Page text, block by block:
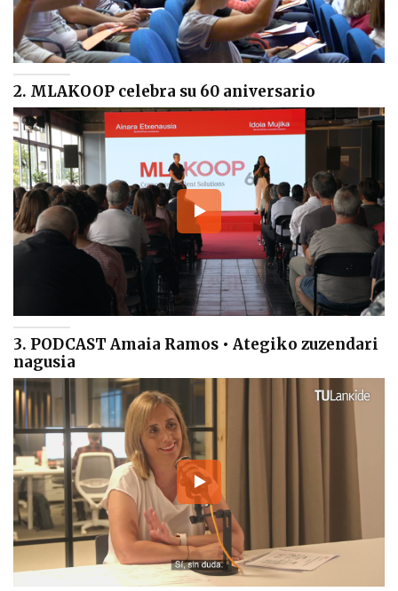
2. MLAKOOP celebra su 60 aniversario
3. PODCAST Amaia Ramos • Ategiko zuzendari
nagusia